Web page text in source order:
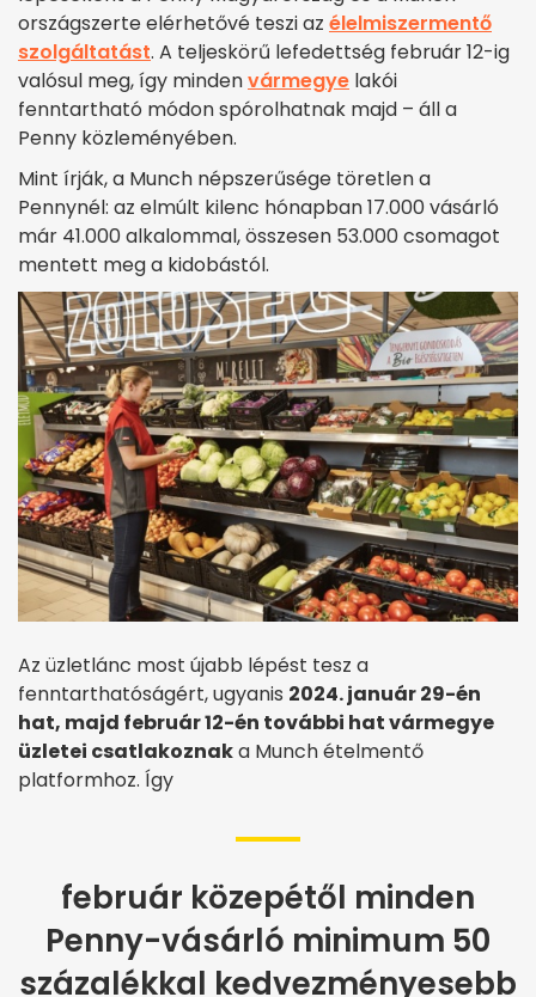
országszerte elérhetővé teszi az élelmiszermentő
szolgáltatást. A teljeskörű lefedettség február 12-ig
valósul meg, így mindenvármegye lakói
fenntartható módon spórolhatnak majd – áll a
Penny közleményében.
Mint írják, a Munch népszerűsége töretlen a
Pennynél: az elmúlt kilenc hónapban 17.000 vásárló
már 41.000 alkalommal, összesen 53.000 csomagot
mentett meg a kidobástól.
Az üzletlánc most újabb lépést tesz a
fenntarthatóságért, ugyanis 2024. január 29-én
hat, majd február 12-én további hat vármegye
üzletei csatlakoznaka Munch ételmentő
platformhoz. Így
február közepétől minden
Penny-vásárló minimum 50
százalékkal kedvezményesebb